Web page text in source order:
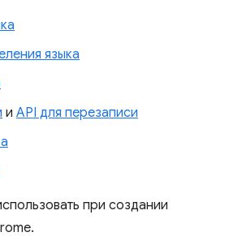
языка
и API для перезаписи
при создании